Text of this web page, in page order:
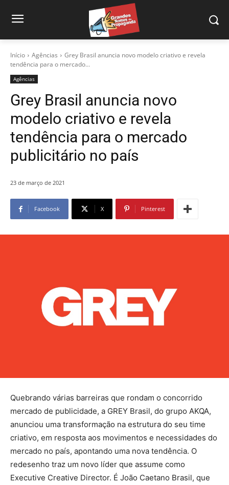
Início Agências
Grey Brasil anuncia novo modelo criativo e revela
tendência para o mercado...
Agências
Grey Brasil anuncia novo
modelo criativo e revela
tendência para o mercado
publicitário no país
23 de março de 2021
Facebook X Pinterest
Quebrando várias barreiras que rondam o concorrido
mercado de publicidade, a GREY Brasil, do grupo AKQA,
anunciou uma transformação na estrutura do seu time
criativo, em resposta aos movimentos e necessidades do
mercado no país, apontando uma nova tendência. O
redesenho traz um novo líder que assume como
Executive Creative Director. É João Caetano Brasil, que